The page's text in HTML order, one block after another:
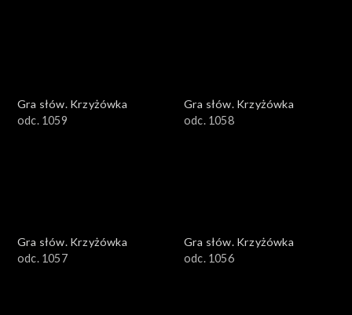
Gra słów. Krzyżówka
odc. 1059
Gra słów. Krzyżówka
odc. 1058
Gra słów. Krzyżówka
odc. 1057
Gra słów. Krzyżówka
odc. 1056